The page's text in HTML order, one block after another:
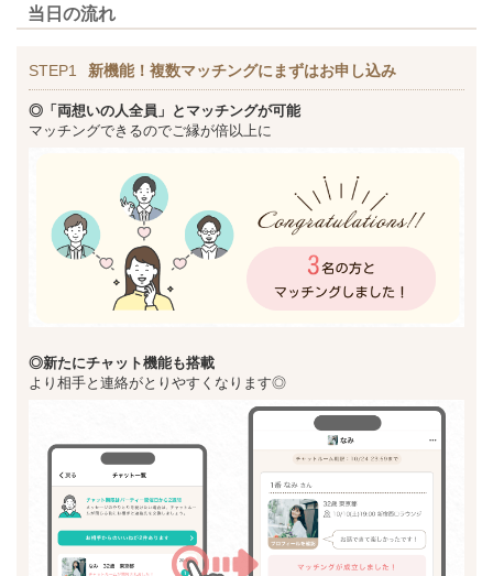
当日の流れ
STEP1 新機能！複数マッチングにまずはお申し込み
◎「両想いの人全員」とマッチングが可能
マッチングできるのでご縁が倍以上に
◎新たにチャット機能も搭載
より相手と連絡がとりやすくなります◎